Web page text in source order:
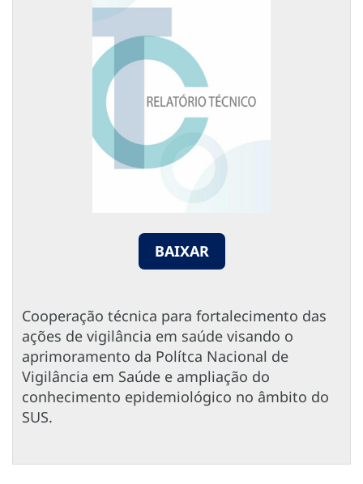
BAIXAR
Cooperação técnica para fortalecimento das
ações de vigilância em saúde visando o
aprimoramento da Polítca Nacional de
Vigilância em Saúde e ampliação do
conhecimento epidemiológico no âmbito do
SUS.